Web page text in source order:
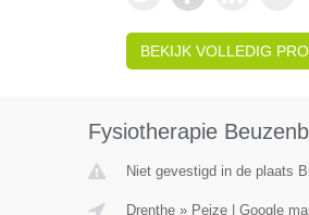
BEKIJK VOLLEDIG
Fysiotherapie
Niet gevestigd in de plaats
Drenthe» Peize| Google